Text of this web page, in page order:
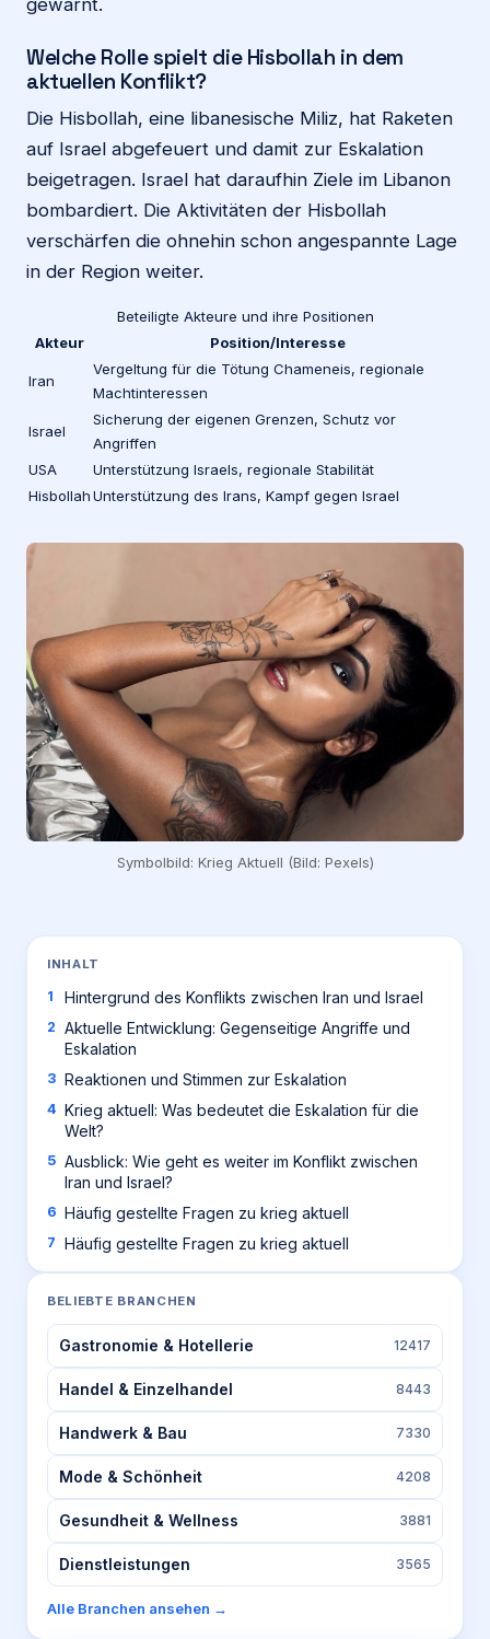
Welche Rolle spielt die Hisbollah in dem
aktuellen Konflikt?
Die Hisbollah, eine libanesische Miliz, hat Raketen
auf Israel abgefeuert und damit zur Eskalation
beigetragen. Israel hat daraufhin Ziele im Libanon
bombardiert. Die Aktivitäten der Hisbollah
verschärfen die ohnehin schon angespannte Lage
in der Region weiter.
Beteiligte Akteure und ihre Positionen
Akteur
Position/Interesse
Iran
Vergeltung für die Tötung Chameneis, regionale
Machtinteressen
Israel
Sicherung der eigenen Grenzen, Schutz vor
Angriffen
USA
Unterstützung Israels, regionale Stabilität
HisbollahUnterstützung des Irans, Kampf gegen Israel
Symbolbild: Krieg Aktuell (Bild: Pexels)
INHALT
Hintergrund des Konflikts zwischen Iran und Israel
Aktuelle Entwicklung: Gegenseitige Angriffe und
Eskalation
Reaktionen und Stimmen zur Eskalation
Krieg aktuell: Was bedeutet die Eskalation für die
Welt?
Ausblick: Wie geht es weiter im Konflikt zwischen
Iran und Israel?
Häufig gestellte Fragen zu krieg aktuell
Häufig gestellte Fragen zu krieg aktuell
BELIEBTE BRANCHEN
Gastronomie & Hotellerie 12417
Handel & Einzelhandel 8443
Handwerk & Bau 7330
Mode & Schönheit 4208
Gesundheit & Wellness 3881
Dienstleistungen 3565
Alle Branchen ansehen →